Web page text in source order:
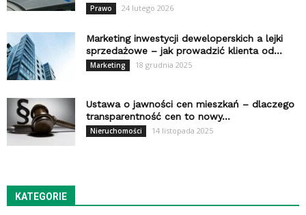
Prawo 24 lutego 2026
Marketing inwestycji deweloperskich a lejki
sprzedażowe – jak prowadzić klienta od...
Marketing 18 grudnia 2025
Ustawa o jawności cen mieszkań – dlaczego
transparentność cen to nowy...
Nieruchomości 14 listopada 2025
KATEGORIE